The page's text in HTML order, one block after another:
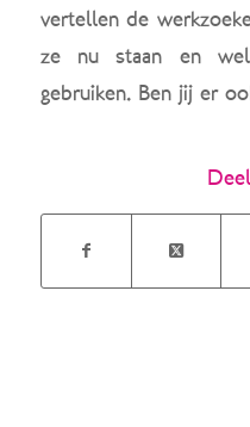
vertellen de
ze nu staan en
gebruiken. Ben jij er